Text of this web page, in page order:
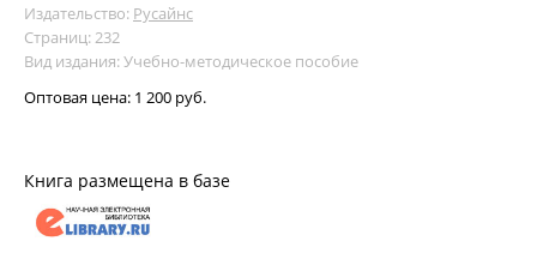
Издательство: Русайнс
Страниц: 232
Вид издания: Учебно-методическое пособие
Оптовая цена: 1 200 руб.
Книга размещена в базе